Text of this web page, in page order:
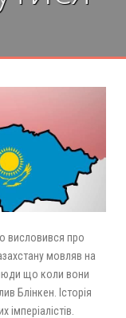
висловився про
мовляв на
що коли вони
Блінкен. Історія